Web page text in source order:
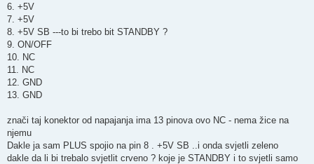
6. +5V
7. +5V
8. +5V SB ---to bi trebo bit STANDBY ?
9. ON/OFF
10. NC
11. NC
12. GND
13. GND
znači taj konektor od napajanja ima 13 pinova ovo NC - nema žice na
njemu
Dakle ja sam PLUS spojio na pin 8 . +5V SB ..i onda svjetli zeleno
dakle da li bi trebalo svjetlit crveno ? koje je STANDBY i to svjetli samo